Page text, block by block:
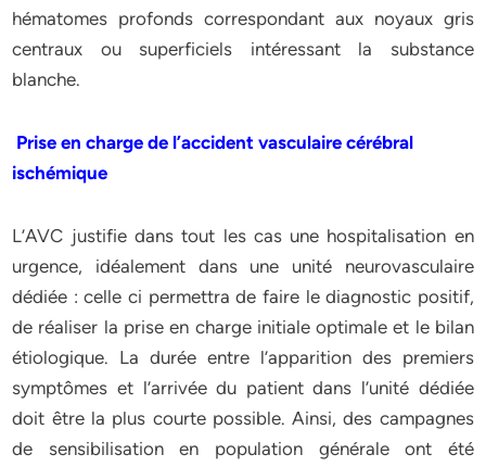
hématomes profonds correspondant aux noyaux gris
centraux ou superficiels intéressant la substance
blanche.
Prise en charge de l’accident vasculaire cérébral
ischémique
L’AVC justifie dans tout les cas une hospitalisation en
urgence, idéalement dans une unité neurovasculaire
dédiée : celle ci permettra de faire le diagnostic positif,
de réaliser la prise en charge initiale optimale et le bilan
étiologique. La durée entre l’apparition des premiers
symptômes et l’arrivée du patient dans l’unité dédiée
doit être la plus courte possible. Ainsi, des campagnes
de sensibilisation en population générale ont été